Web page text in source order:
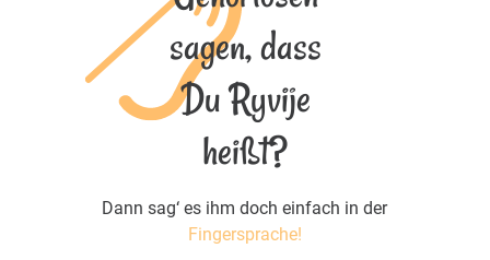
sagen, dass
Du Ryvije
heißt?
Dann sag‘ es ihm doch einfach in der
Fingersprache!